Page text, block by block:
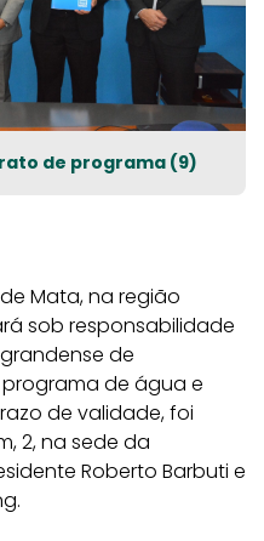
de programa (9)
Mata, na região
sob responsabilidade
de
de água e
de validade, foi
2, na sede da
Roberto Barbuti e